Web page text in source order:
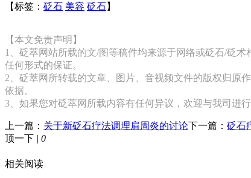
【标签： 砭石 美容 砭石】
【本文免责声明】
1、砭萃网站所载的文/图等稿件均来源于网络或砭石/砭
任何形式的保证。
2、砭萃网所转载的文章、图片、音视频文件的版权归原
依据。
3、如果您对砭萃网所载内容有任何异议，欢迎与我司进
上一篇： 关于新砭石疗法调理肩周炎的讨论下一篇： 砭石
顶一下 | 0
相关阅读